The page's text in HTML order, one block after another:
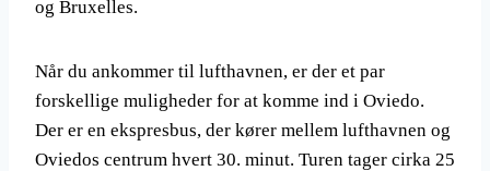
og Bruxelles.
Når du ankommer til lufthavnen, er der et par
forskellige muligheder for at komme ind i Oviedo.
Der er en ekspresbus, der kører mellem lufthavnen og
Oviedos centrum hvert 30. minut. Turen tager cirka 25